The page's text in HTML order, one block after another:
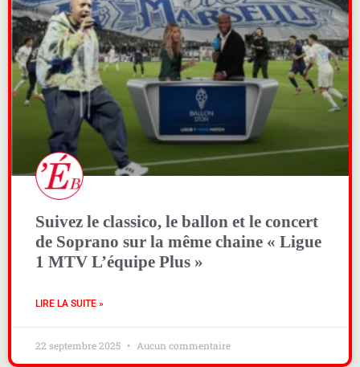
Suivez le classico, le ballon et le concert
de Soprano sur la même chaine « Ligue
1 MTV L’équipe Plus »
LIRE LA SUITE »
22 septembre 2025 Aucun commentaire